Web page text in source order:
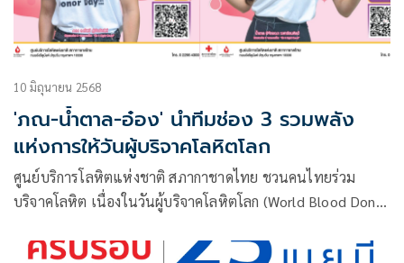
10 มิถุนายน 2568
'ภณ-น้ำตาล-อ๋อง' นำทีมช่อง 3 รวมพลัง
แห่งการให้วันผู้บริจาคโลหิตโลก
ศูนย์บริการโลหิตแห่งชาติ สภากาชาดไทย ชวนคนไทยร่วม
บริจาคโลหิต เนื่องในวันผู้บริจาคโลหิตโลก (World Blood Donor
โลหิตประจำที่ 7 แห่ง โรงพยาบาลสาขาบริการโลหิตแห่งชาติ 8